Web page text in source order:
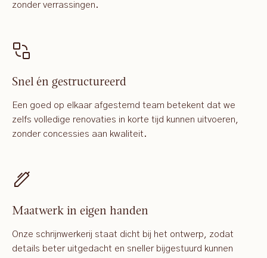
zonder verrassingen.
Snel én gestructureerd
Een goed op elkaar afgestemd team betekent dat we
zelfs volledige renovaties in korte tijd kunnen uitvoeren,
zonder concessies aan kwaliteit.
Maatwerk in eigen handen
Onze schrijnwerkerij staat dicht bij het ontwerp, zodat
details beter uitgedacht en sneller bijgestuurd kunnen